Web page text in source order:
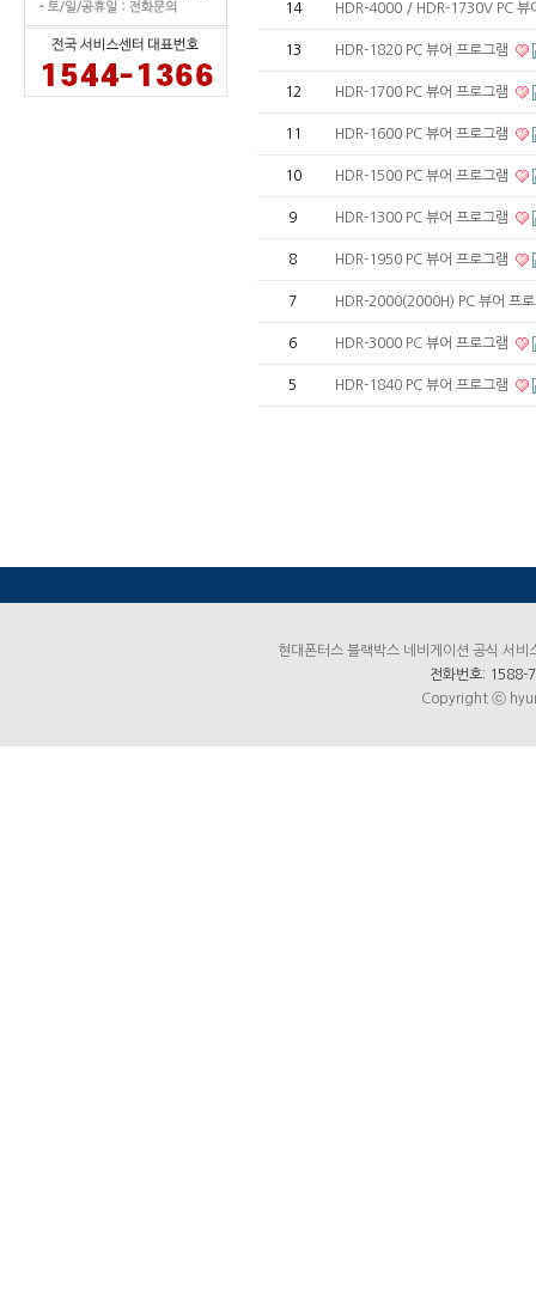
14 HDR-4000 / HDR-1730V PC 뷰
13 HDR-1820 PC 뷰어 프로그램
12 HDR-1700 PC 뷰어 프로그램
11 HDR-1600 PC 뷰어 프로그램
10 HDR-1500 PC 뷰어 프로그램
9 HDR-1300 PC 뷰어 프로그램
8 HDR-1950 PC 뷰어 프로그램
7 HDR-2000(2000H) PC 뷰어 프
6 HDR-3000 PC 뷰어 프로그램
5 HDR-1840 PC 뷰어 프로그램
현대폰터스 블랙박스 네비게이션 공식 서
전화번호:
Copyright ⓒ